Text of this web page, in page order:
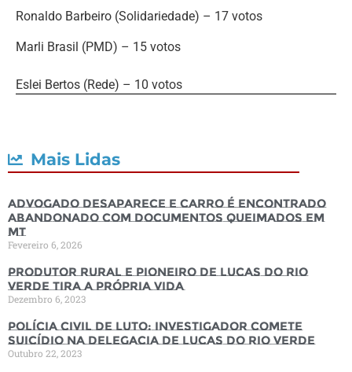
Ronaldo Barbeiro (Solidariedade) – 17 votos
Marli Brasil (PMD) – 15 votos
Eslei Bertos (Rede) – 10 votos
Mais Lidas
Advogado desaparece e carro é encontrado
abandonado com documentos queimados em
MT
Fevereiro 6, 2026
Produtor rural e pioneiro de Lucas do Rio
Verde tira a própria vida
Dezembro 6, 2023
Polícia Civil de luto: Investigador comete
suicídio na Delegacia de Lucas do Rio Verde
Outubro 22, 2023